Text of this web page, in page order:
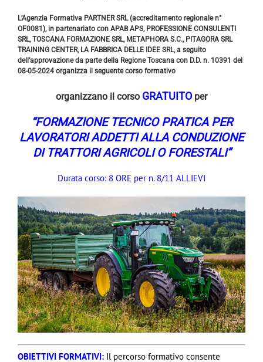
L’Agenzia Formativa PARTNER SRL (accreditamento regionale n°
OF0081), in partenariato con APAB APS, PROFESSIONE CONSULENTI
SRL, TOSCANA FORMAZIONE SRL, METAPHORA S.C., PITAGORA SRL
TRAINING CENTER, LA FABBRICA DELLE IDEE SRL, a seguito
dell’approvazione da parte della Regione Toscana con D.D. n. 10391 del
08-05-2024 organizza il seguente corso formativo
organizzano il corso GRATUITO per
“FORMAZIONE TECNICO PRATICA PER
LAVORATORI ADDETTI ALLA CONDUZIONE
DI TRATTORI AGRICOLI O FORESTALI”
Durata corso: 8 ORE per n. 8/11 ALLIEVI
OBIETTIVI FORMATIVI: Il percorso formativo consente